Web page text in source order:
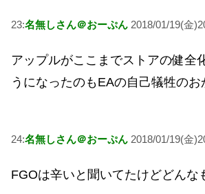
23:名無しさん＠おーぷん 2018/01/19(金
アップルがここまでストアの健全
うになったのもEAの自己犠牲のお
24:名無しさん＠おーぷん 2018/01/19(金
FGOは辛いと聞いてたけどどんな